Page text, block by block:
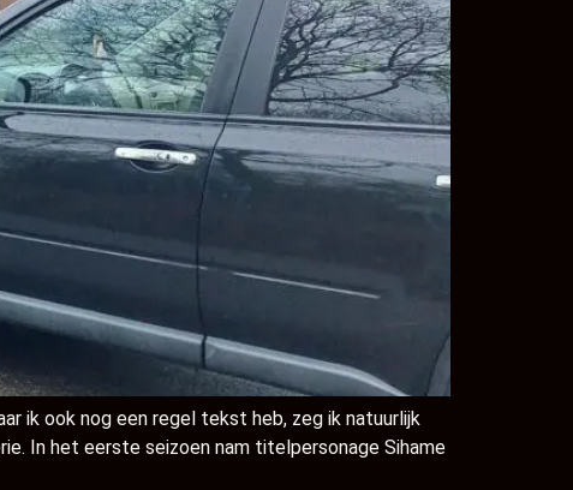
ik ook nog een regel tekst heb, zeg ik natuurlijk
In het eerste seizoen nam titelpersonage Sihame